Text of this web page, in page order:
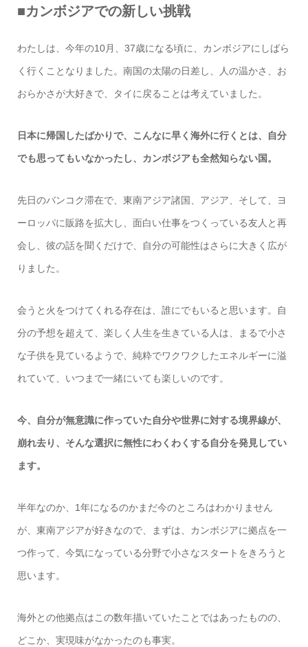
■カンボジアでの新しい挑戦
わたしは、今年の10月、37歳になる頃に、カンボジアにしばら
く行くことなりました。南国の太陽の日差し、人の温かさ、お
おらかさが大好きで、タイに戻ることは考えていました。
日本に帰国したばかりで、こんなに早く海外に行くとは、自分
でも思ってもいなかったし、カンボジアも全然知らない国。
先日のバンコク滞在で、東南アジア諸国、アジア、そして、ヨ
ーロッパに販路を拡大し、面白い仕事をつくっている友人と再
会し、彼の話を聞くだけで、自分の可能性はさらに大きく広が
りました。
会うと火をつけてくれる存在は、誰にでもいると思います。自
分の予想を超えて、楽しく人生を生きている人は、まるで小さ
な子供を見ているようで、純粋でワクワクしたエネルギーに溢
れていて、いつまで一緒にいても楽しいのです。
今、自分が無意識に作っていた自分や世界に対する境界線が、
崩れ去り、そんな選択に無性にわくわくする自分を発見してい
ます。
半年なのか、1年になるのかまだ今のところはわかりません
が、東南アジアが好きなので、まずは、カンボジアに拠点を一
つ作って、今気になっている分野で小さなスタートをきろうと
思います。
海外との他拠点はこの数年描いていたことではあったものの、
どこか、実現味がなかったのも事実。